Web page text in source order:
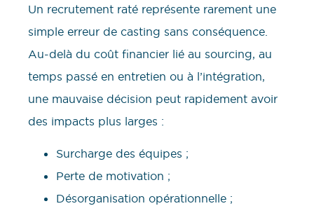
Un recrutement raté représente rarement une
simple erreur de casting sans conséquence.
Au-delà du coût financier lié au sourcing, au
temps passé en entretien ou à l’intégration,
une mauvaise décision peut rapidement avoir
des impacts plus larges :
Surcharge des équipes ;
Perte de motivation ;
Désorganisation opérationnelle ;